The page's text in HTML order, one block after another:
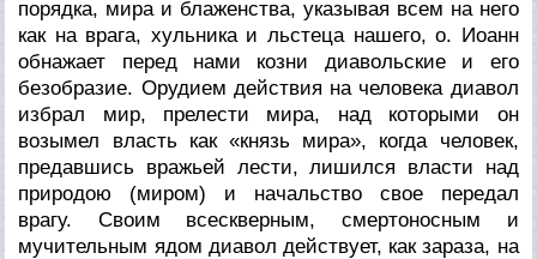
порядка, мира и блаженства, указывая всем на него
как на врага, хульника и льстеца нашего, о. Иоанн
обнажает перед нами козни диавольские и его
безобразие. Орудием действия на человека диавол
избрал мир, прелести мира, над которыми он
возымел власть как «князь мира», когда человек,
предавшись вражьей лести, лишился власти над
природою (миром) и начальство свое передал
врагу. Своим всескверным, смертоносным и
мучительным ядом диавол действует, как зараза, на